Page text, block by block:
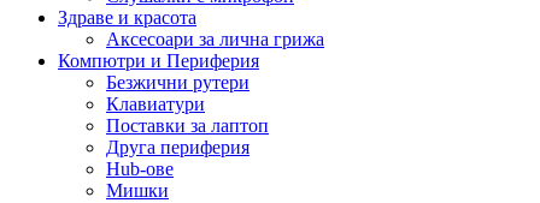
Здраве и красота
Аксесоари за лична грижа
Компютри и Периферия
Безжични рутери
Клавиатури
Поставки за лаптоп
Друга периферия
Hub-ове
Мишки